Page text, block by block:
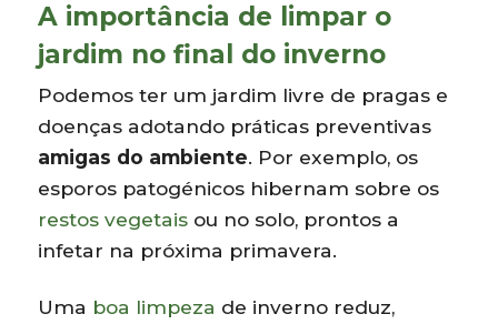
A importância de limpar o
jardim no final do inverno
Podemos ter um jardim livre de pragas e
doenças adotando práticas preventivas
amigas do ambiente. Por exemplo, os
esporos patogénicos hibernam sobre os
restos vegetais ou no solo, prontos a
infetar na próxima primavera.
Uma boa limpeza de inverno reduz,